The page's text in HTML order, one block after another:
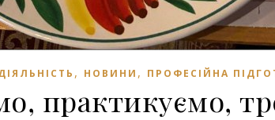
, НОВИНИ , ПРОФЕСІЙНА
практикуємо,